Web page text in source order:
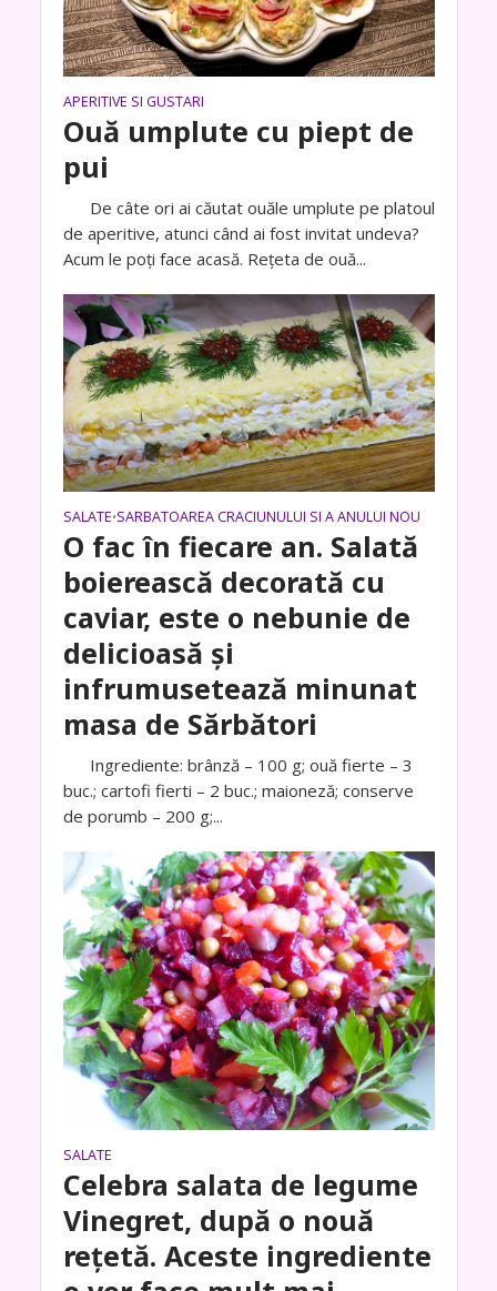
APERITIVE SI GUSTARI
Ouă umplute cu piept de
pui
De câte ori ai căutat ouăle umplute pe platoul
de aperitive, atunci când ai fost invitat undeva?
Acum le poți face acasă. Rețeta de ouă...
SALATE•SARBATOAREA CRACIUNULUI SI A ANULUI NOU
O fac în fiecare an. Salată
boierească decorată cu
caviar, este o nebunie de
delicioasă și
infrumusetează minunat
masa de Sărbători
Ingrediente: brânză – 100 g; ouă fierte – 3
buc.; cartofi fierti – 2 buc.; maioneză; conserve
de porumb – 200 g;...
SALATE
Celebra salata de legume
Vinegret, după o nouă
rețetă. Aceste ingrediente